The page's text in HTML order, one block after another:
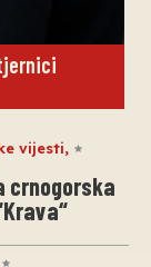
vijesti,
crnogorska